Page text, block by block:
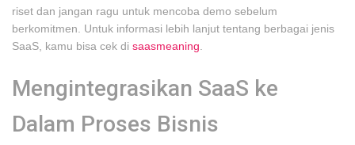
riset dan jangan ragu untuk mencoba demo sebelum
berkomitmen. Untuk informasi lebih lanjut tentang berbagai jenis
SaaS, kamu bisa cek di saasmeaning
Mengintegrasikan SaaS ke
Dalam Proses Bisnis